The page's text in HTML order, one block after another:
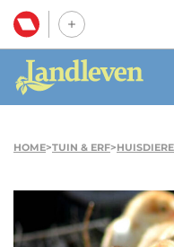
HOME>TUIN & ERF>